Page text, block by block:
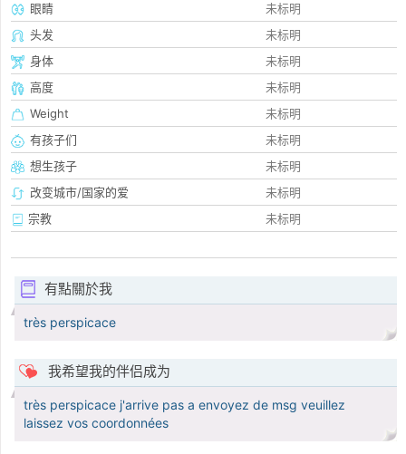
眼睛
未标明
头发
未标明
身体
未标明
高度
未标明
Weight
未标明
有孩子们
未标明
想生孩子
未标明
改变城市/国家的爱
未标明
宗教
未标明
有點關於我
très perspicace
我希望我的伴侣成为
très perspicace j'arrive pas a envoyez de msg veuillez
laissez vos coordonnées